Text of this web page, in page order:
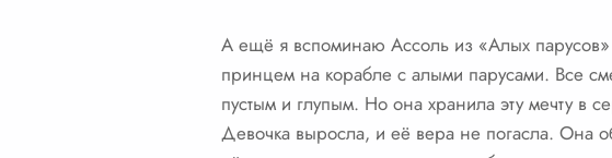
А ещё я вспоминаю Ассоль из «Алых парусов»
принцем на корабле с алыми парусами. Все
пустым и глупым. Но она хранила эту мечту
Девочка выросла, и её вера не погасла. Она